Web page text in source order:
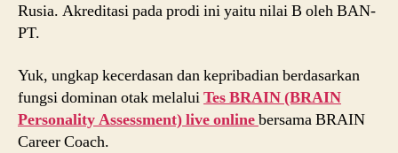
Rusia. Akreditasi pada prodi ini yaitu nilai B oleh BAN-
PT.
Yuk, ungkap kecerdasan dan kepribadian berdasarkan
fungsi dominan otak melaluiTes BRAIN (BRAIN
Personality Assessment) live onlinebersama BRAIN
Career Coach.